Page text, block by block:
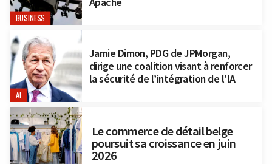
BUSINESS
AI
Jamie Dimon, PDG de JPMorgan,
dirige une coalition visant à renforcer
la sécurité de l’intégration de l’IA
Le commerce de détail belge
poursuit sa croissance en juin
2026